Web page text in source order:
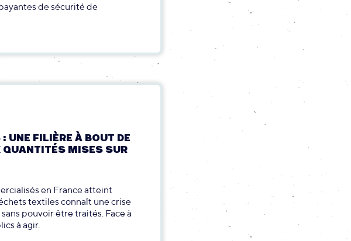
de sécurité de
UNE FILIÈRE À BOUT DE
QUANTITÉS MISES SUR
en France atteint
textiles connaît une crise
pouvoir être traités. Face à
à agir.